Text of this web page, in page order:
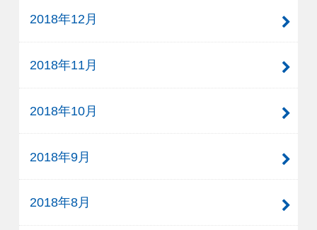
2018年12月
2018年11月
2018年10月
2018年9月
2018年8月